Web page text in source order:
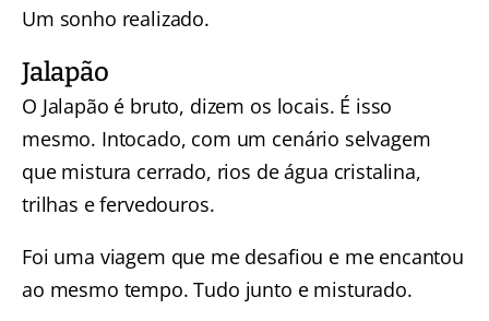
Um sonho realizado.
Jalapão
O Jalapão é bruto, dizem os locais. É isso
mesmo. Intocado, com um cenário selvagem
que mistura cerrado, rios de água cristalina,
trilhas e fervedouros.
Foi uma viagem que me desafiou e me encantou
ao mesmo tempo. Tudo junto e misturado.